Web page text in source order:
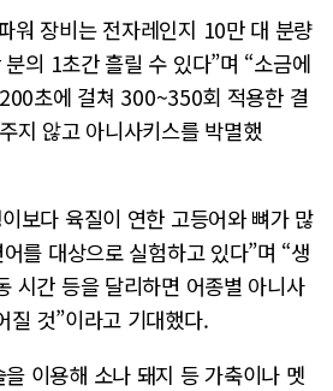
워 장비는 전자레인지 10만 대 분량
의 1초간 흘릴 수 있다”며 “소금에
초에 걸쳐 300~350회 적용한 결
지 않고 아니사키스를 박멸했
보다 육질이 연한 고등어와 뼈가 많
를 대상으로 실험하고 있다”며 “생
시간 등을 달리하면 어종별 아니사
질 것”이라고 기대했다.
이용해 소나 돼지 등 가축이나 멧